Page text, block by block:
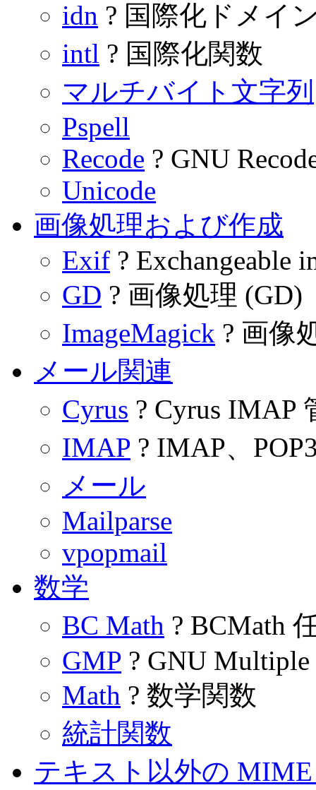
idn ? 国際化ドメイ
intl ? 国際化関数
マルチバイト文字列
Pspell
Recode ? GNU
Unicode
画像処理および作成
Exif ? Exchangeable
GD ? 画像処理 (GD)
ImageMagick ? 画像
メール関連
Cyrus ? Cyrus IMAP
IMAP ? IMAP、
メール
Mailparse
vpopmail
数学
BC Math ? BCMath
GMP ? GNU Multiple
Math ? 数学関数
統計関数
テキスト以外の